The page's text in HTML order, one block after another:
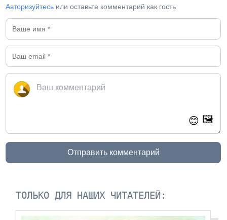
Авторизуйтесь или оставьте комментарий как гость
😊 🖼️
Отправить комментарий
ТОЛЬКО ДЛЯ НАШИХ ЧИТАТЕЛЕЙ: